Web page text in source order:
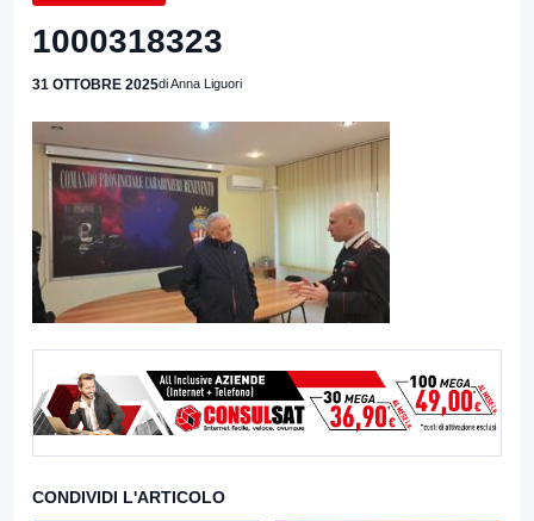
1000318323
31 OTTOBRE 2025di Anna Liguori
CONDIVIDI L'ARTICOLO